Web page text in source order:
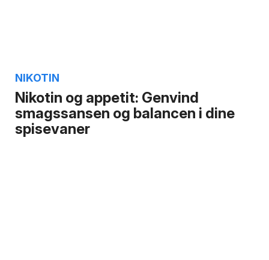
Nikotin og appetit: Genvind
smagssansen og balancen i dine
spisevaner
NIKOTIN